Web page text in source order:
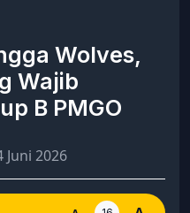
Wolves,
Wajib
B PMGO
Juni 2026